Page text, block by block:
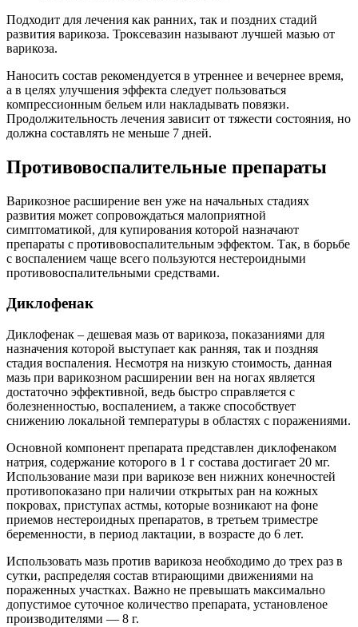
Подходит для лечения как ранних, так и поздних стадий
развития варикоза. Троксевазин называют лучшей мазью от
варикоза.
Наносить состав рекомендуется в утреннее и вечернее время,
а в целях улучшения эффекта следует пользоваться
компрессионным бельем или накладывать повязки.
Продолжительность лечения зависит от тяжести состояния, но
должна составлять не меньше 7 дней.
Противовоспалительные препараты
Варикозное расширение вен уже на начальных стадиях
развития может сопровождаться малоприятной
симптоматикой, для купирования которой назначают
препараты с противовоспалительным эффектом. Так, в борьбе
с воспалением чаще всего пользуются нестероидными
противовоспалительными средствами.
Диклофенак
Диклофенак – дешевая мазь от варикоза, показаниями для
назначения которой выступает как ранняя, так и поздняя
стадия воспаления. Несмотря на низкую стоимость, данная
мазь при варикозном расширении вен на ногах является
достаточно эффективной, ведь быстро справляется с
болезненностью, воспалением, а также способствует
снижению локальной температуры в областях с поражениями.
Основной компонент препарата представлен диклофенаком
натрия, содержание которого в 1 г состава достигает 20 мг.
Использование мази при варикозе вен нижних конечностей
противопоказано при наличии открытых ран на кожных
покровах, приступах астмы, которые возникают на фоне
приемов нестероидных препаратов, в третьем триместре
беременности, в период лактации, в возрасте до 6 лет.
Использовать мазь против варикоза необходимо до трех раз в
сутки, распределяя состав втирающими движениями на
пораженных участках. Важно не превышать максимально
допустимое суточное количество препарата, установленое
производителями — 8 г.